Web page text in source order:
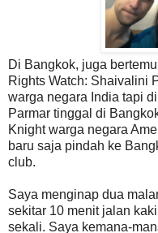
Di Bangkok, juga
Rights Watch: Shaivalini
warga negara India tapi
Parmar tinggal di
Knight warga negara
baru saja pindah ke
club.
Saya menginap dua
sekitar 10 menit jalan
sekali. Saya kemana-